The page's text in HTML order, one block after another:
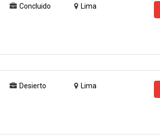
Concluido Lima
Desierto Lima